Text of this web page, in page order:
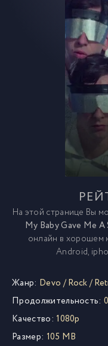
На этой странице Вы
My Baby Gave Me
онлайн в хорошем
Android,
Жанр: Devo /Rock/
Продолжительность:
Качество: 1080p
Размер: 105 MB